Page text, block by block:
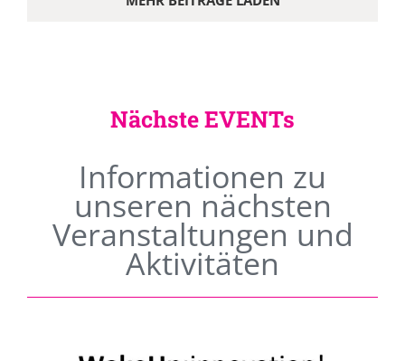
Nächste EVENTs
Informationen zu
unseren nächsten
Veranstaltungen und
Aktivitäten